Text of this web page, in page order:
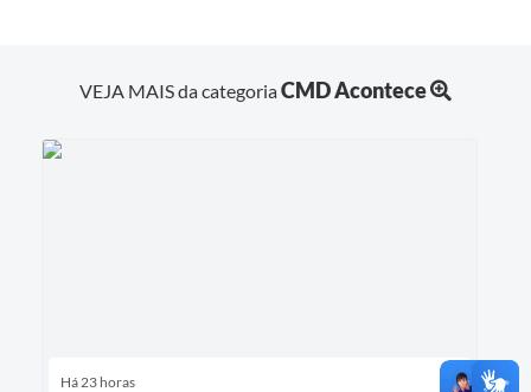
VEJA MAIS da categoriaCMD Acontece
Há 23 horas